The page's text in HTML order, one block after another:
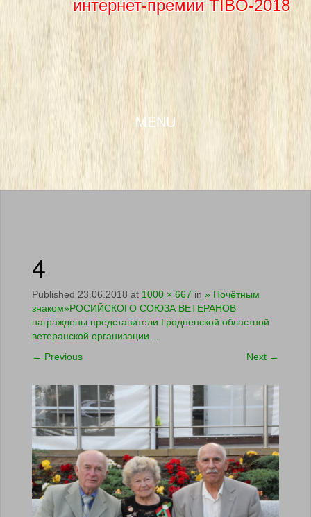
интернет-премии TIBO-2018
MENU
SKIP TO CONTENT
4
Published 23.06.2018 at 1000 × 667 in » Почётным
знаком»РОСИЙСКОГО СОЮЗА ВЕТЕРАНОВ
награждены представители Гродненской областной
ветеранской организации…
← Previous Next →